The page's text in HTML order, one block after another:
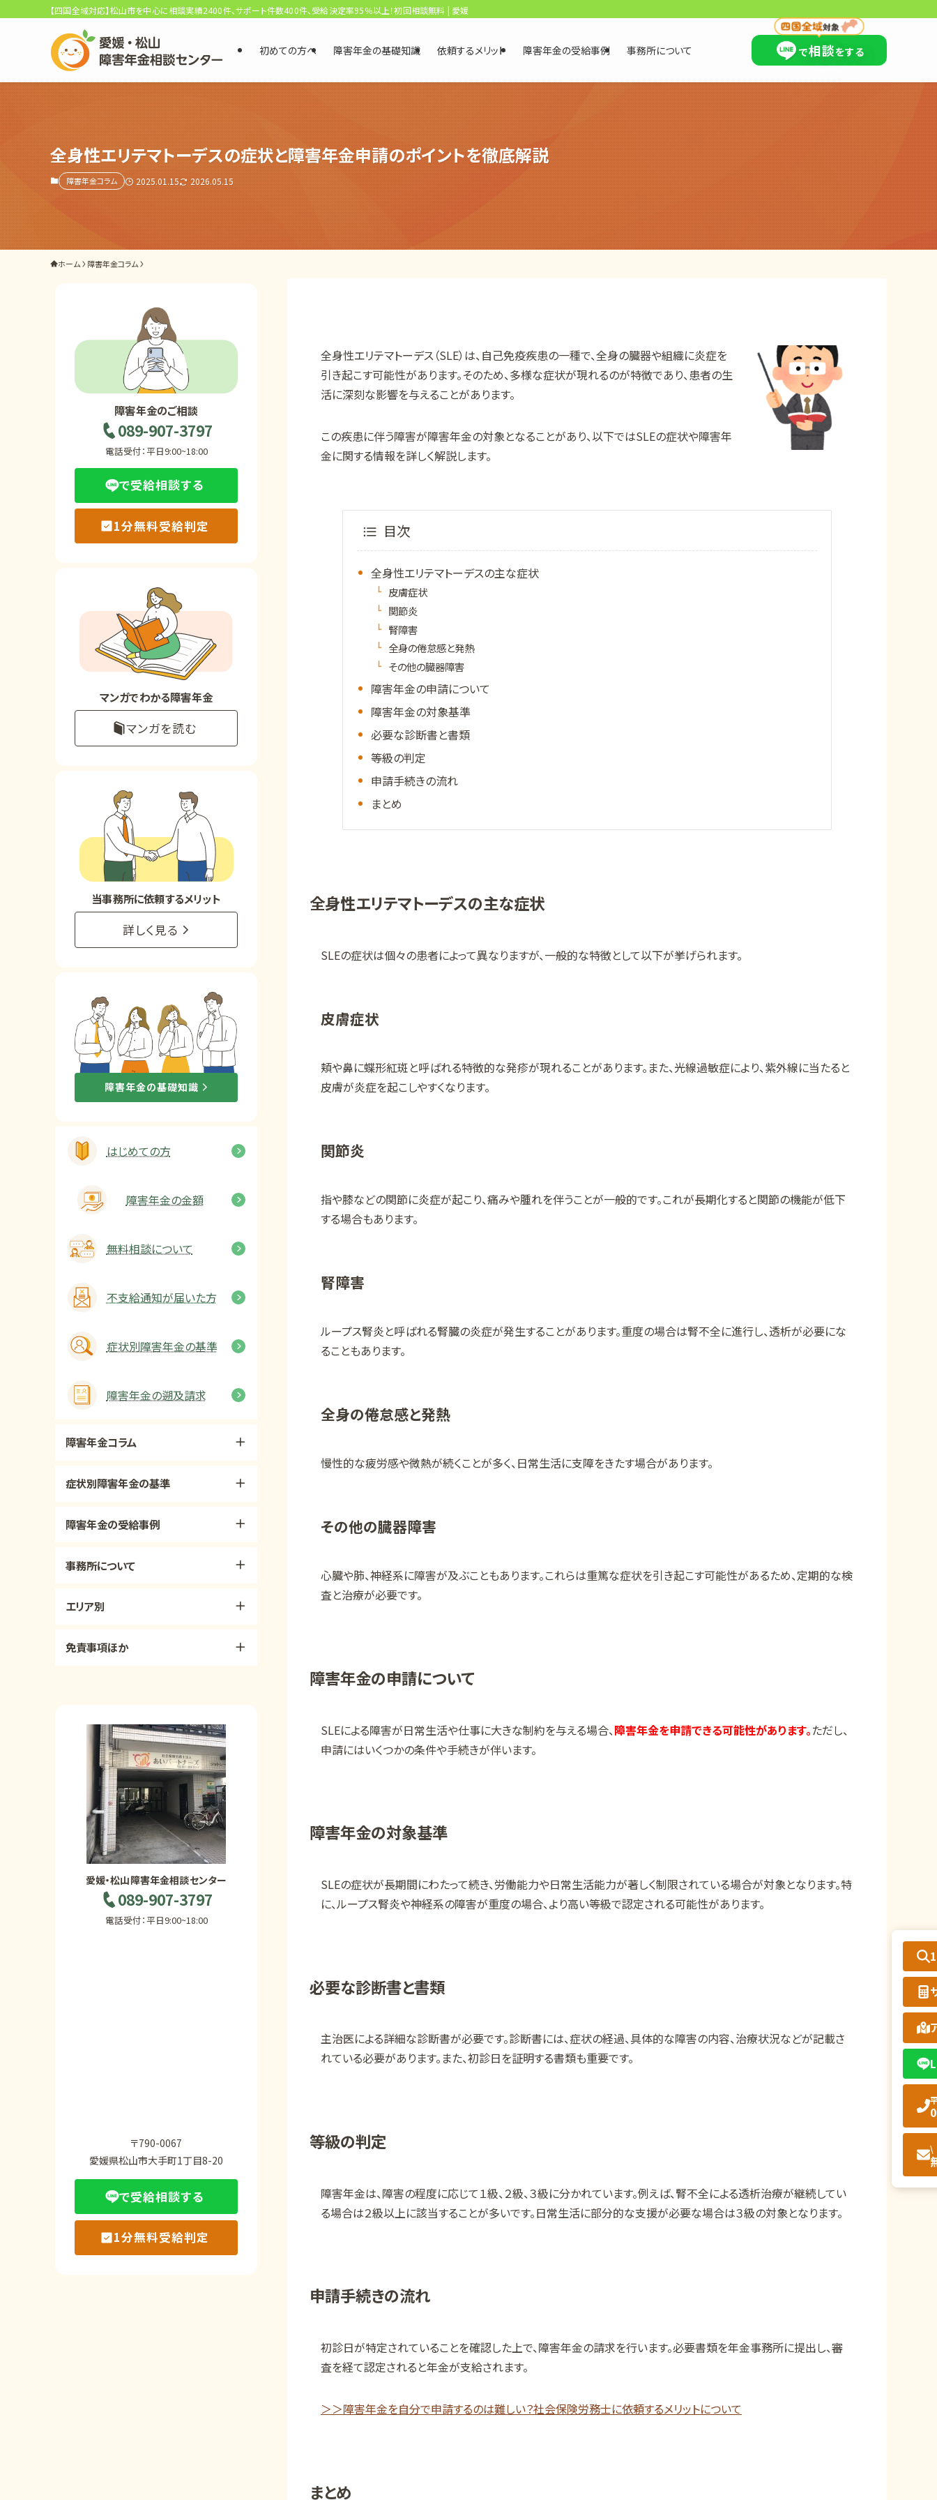
×
選ばれる3つの理由
初回相談料0円・受給後報酬型
サポート料金について
県内 No.1 の豊富な知識と経験
ご相談事例をみる
外出困難でもOK
障害年金の基礎知識
障害年金の金額
Q&A・相談事例
事務所について
お客様からの感謝のお手紙
で受給相談をする
メリット
お電話でのお問い合わせ
089-907-3797
【四国全域対応】松山市を中心に相談実績2400件、サポート件数400件、受給決定率95％以上！初回相談無料 | 愛媛・松山障害年金相談センター
初めての方へ 障害年金の基礎知識 依頼するメリット 障害年金の受給事例 事務所について で相談をする
全身性エリテマトーデスの症状と障害年金申請のポイントを徹底解説
障害年金コラム 2025.01.15 2026.05.15
ホーム 障害年金コラム
全身性エリテマトーデス（SLE）は、自己免疫疾患の一種で、全身の臓器や組織に炎症を
引き起こす可能性があります。そのため、多様な症状が現れるのが特徴であり、患者の生
活に深刻な影響を与えることがあります。
この疾患に伴う障害が障害年金の対象となることがあり、以下ではSLEの症状や障害年
金に関する情報を詳しく解説します。
目次
全身性エリテマトーデスの主な症状
皮膚症状
関節炎
腎障害
全身の倦怠感と発熱
その他の臓器障害
障害年金の申請について
障害年金の対象基準
必要な診断書と書類
等級の判定
申請手続きの流れ
まとめ
全身性エリテマトーデスの主な症状
SLEの症状は個々の患者によって異なりますが、一般的な特徴として以下が挙げられます。
皮膚症状
頬や鼻に蝶形紅斑と呼ばれる特徴的な発疹が現れることがあります。また、光線過敏症により、紫外線に当たると
皮膚が炎症を起こしやすくなります。
関節炎
指や膝などの関節に炎症が起こり、痛みや腫れを伴うことが一般的です。これが長期化すると関節の機能が低下
する場合もあります。
腎障害
ループス腎炎と呼ばれる腎臓の炎症が発生することがあります。重度の場合は腎不全に進行し、透析が必要にな
ることもあります。
全身の倦怠感と発熱
慢性的な疲労感や微熱が続くことが多く、日常生活に支障をきたす場合があります。
その他の臓器障害
心臓や肺、神経系に障害が及ぶこともあります。これらは重篤な症状を引き起こす可能性があるため、定期的な検
査と治療が必要です。
障害年金の申請について
SLEによる障害が日常生活や仕事に大きな制約を与える場合、障害年金を申請できる可能性があります。ただし、
申請にはいくつかの条件や手続きが伴います。
障害年金の対象基準
SLEの症状が長期間にわたって続き、労働能力や日常生活能力が著しく制限されている場合が対象となります。特
に、ループス腎炎や神経系の障害が重度の場合、より高い等級で認定される可能性があります。
必要な診断書と書類
主治医による詳細な診断書が必要です。診断書には、症状の経過、具体的な障害の内容、治療状況などが記載さ
れている必要があります。また、初診日を証明する書類も重要です。
等級の判定
障害年金は、障害の程度に応じて１級、２級、３級に分かれています。例えば、腎不全による透析治療が継続してい
る場合は２級以上に該当することが多いです。日常生活に部分的な支援が必要な場合は３級の対象となります。
申請手続きの流れ
初診日が特定されていることを確認した上で、障害年金の請求を行います。必要書類を年金事務所に提出し、審
査を経て認定されると年金が支給されます。
＞＞障害年金を自分で申請するのは難しい？社会保険労務士に依頼するメリットについて
まとめ
障害年金のご相談
089-907-3797
電話受付：平日9:00~18:00
で受給相談する
1分無料受給判定
マンガでわかる障害年金
マンガを読む
当事務所に依頼するメリット
詳しく見る
障害年金の基礎知識
はじめての方
障害年金の金額
無料相談について
不支給通知が届いた方
症状別障害年金の基準
障害年金の遡及請求
障害年金コラム
症状別障害年金の基準
障害年金の受給事例
事務所について
エリア別
免責事項ほか
愛媛・松山障害年金相談センター
089-907-3797
電話受付：平日9:00~18:00
〒790-0067
愛媛県松山市大手町1丁目8-20
で受給相談する
1分無料受給判定
\